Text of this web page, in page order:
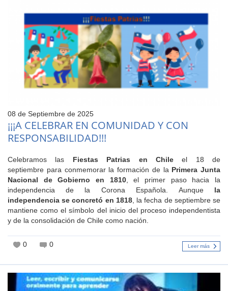
08 de Septiembre de 2025
¡¡¡A CELEBRAR EN COMUNIDAD Y CON
RESPONSABILIDAD!!!
Celebramos las Fiestas Patrias en Chileel 18 de
septiembre para conmemorar la formación de la Primera Junta
Nacional de Gobierno en 1810, el primer paso hacia la
independencia de la Corona Española. Aunque la
independencia se concretó en 1818, la fecha de septiembre se
mantiene como el símbolo del inicio del proceso independentista
y de la consolidación de Chile como nación.
0 0 Leer más